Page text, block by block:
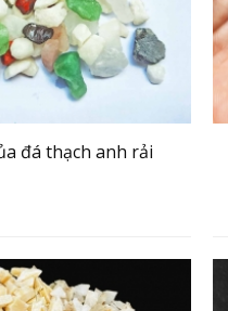
đá thạch anh rải